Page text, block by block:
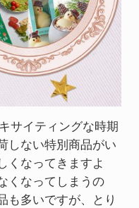
サイティングな時期
しない特別商品がい
くなってきますよ
くなってしまうの
も多いですが、とり